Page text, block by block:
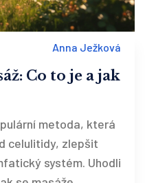
Anna Ježková
Co to je a jak
metoda, která
celulitidy, zlepšit
systém. Uhodli